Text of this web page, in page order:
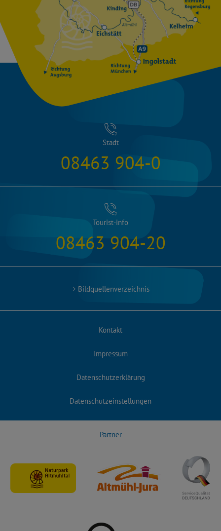
Stadt
08463 904-0
Tourist-info
08463 904-20
Bildquellenverzeichnis
Kontakt
Impressum
Datenschutzerklärung
Datenschutzeinstellungen
Partner